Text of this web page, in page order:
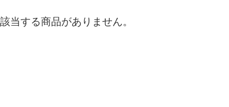
該当する商品がありません。